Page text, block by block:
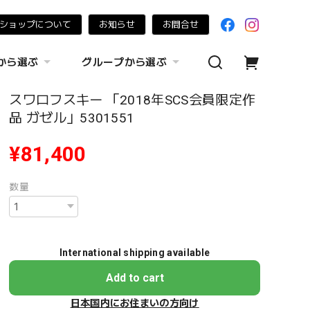
ョップについて お知らせ お問合せ
ら選ぶ グループから選ぶ
スワロフスキー 「2018年SCS会員限定作
品 ガゼル」5301551
¥81,400
数量
International shipping available
Add to cart
日本国内にお住まいの方向け